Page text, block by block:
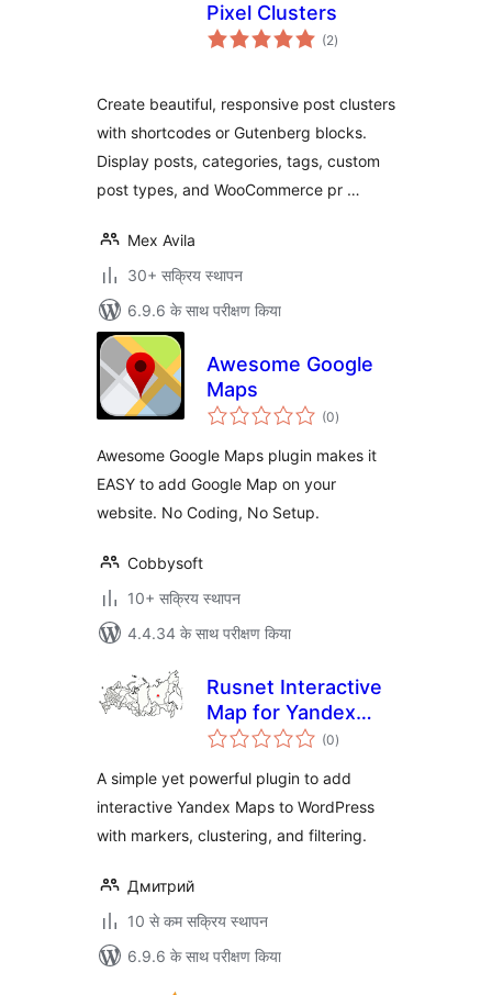
Pixel Clusters
(2कुल
दर)
Create beautiful, responsive post clusters
with shortcodes or Gutenberg blocks.
Display posts, categories, tags, custom
post types, and WooCommerce pr …
Mex Avila
30+ सक्रिय स्थापन
6.9.6 के साथ परीक्षण किया
Awesome Google
Maps
(0कुल
दर)
Awesome Google Maps plugin makes it
EASY to add Google Map on your
website. No Coding, No Setup.
Cobbysoft
10+ सक्रिय स्थापन
4.4.34 के साथ परीक्षण किया
Rusnet Interactive
Map for Yandex
Maps
(0कुल
दर)
A simple yet powerful plugin to add
interactive Yandex Maps to WordPress
with markers, clustering, and filtering.
Дмитрий
10 से कम सक्रिय स्थापन
6.9.6 के साथ परीक्षण किया